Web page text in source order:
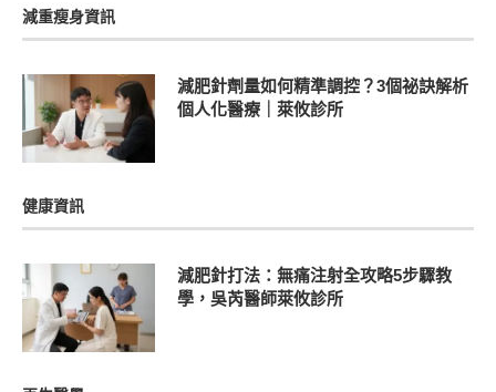
減重瘦身資訊
減肥針劑量如何精準調控？3個祕訣解析
個人化醫療｜萊攸診所
健康資訊
減肥針打法：無痛注射全攻略5步驟教
學，吳芮醫師萊攸診所